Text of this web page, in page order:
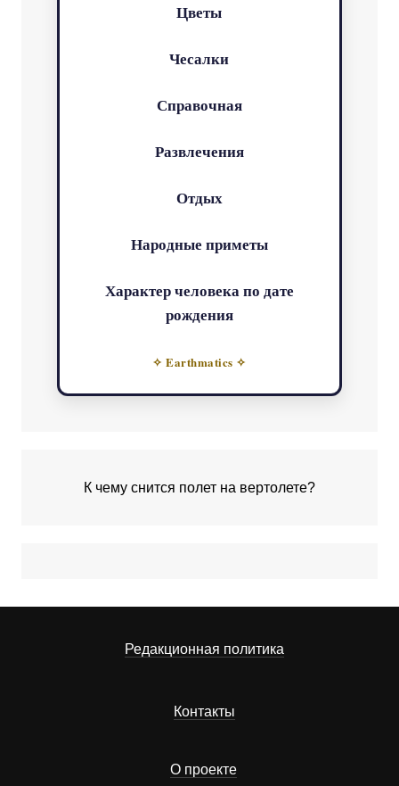
Цветы
Чесалки
Справочная
Развлечения
Отдых
Народные приметы
Характер человека по дате
рождения
✧ Earthmatics ✧
К чему снится полет на вертолете?
Редакционная политика
Контакты
О проекте